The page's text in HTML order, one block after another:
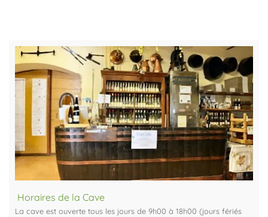
Horaires de la Cave
La cave est ouverte tous les jours de 9h00 à 18h00 (jours fériés